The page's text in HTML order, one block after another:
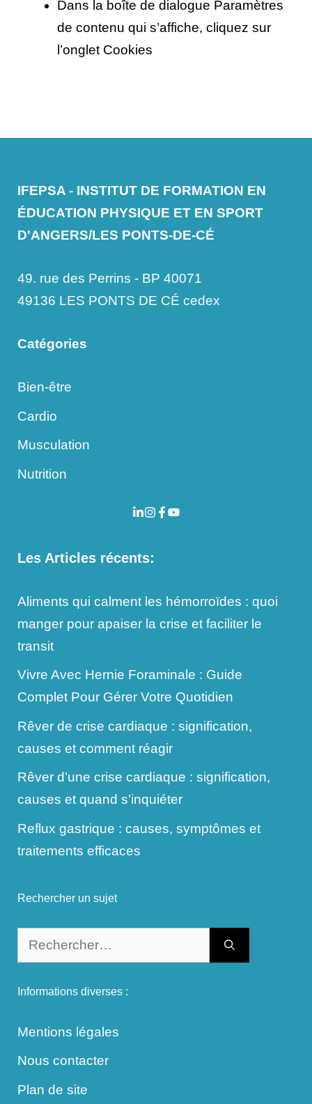
Dans la boîte de dialogue Paramètres
de contenu qui s’affiche, cliquez sur
l’onglet Cookies
IFEPSA - INSTITUT DE FORMATION EN
ÉDUCATION PHYSIQUE ET EN SPORT
D'ANGERS/LES PONTS-DE-CÉ
49. rue des Perrins - BP 40071
49136 LES PONTS DE CÉ cedex
Catégories
Bien-être
Cardio
Musculation
Nutrition
Les Articles récents:
Aliments qui calment les hémorroïdes : quoi
manger pour apaiser la crise et faciliter le
transit
Vivre Avec Hernie Foraminale : Guide
Complet Pour Gérer Votre Quotidien
Rêver de crise cardiaque : signification,
causes et comment réagir
Rêver d’une crise cardiaque : signification,
causes et quand s’inquiéter
Reflux gastrique : causes, symptômes et
traitements efficaces
Rechercher un sujet
Rechercher :
Informations diverses :
Mentions légales
Nous contacter
Plan de site